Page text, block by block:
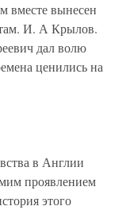
вместе вынесен
И. А Крылов.
дал волю
ценились на
в Англии
проявлением
этого